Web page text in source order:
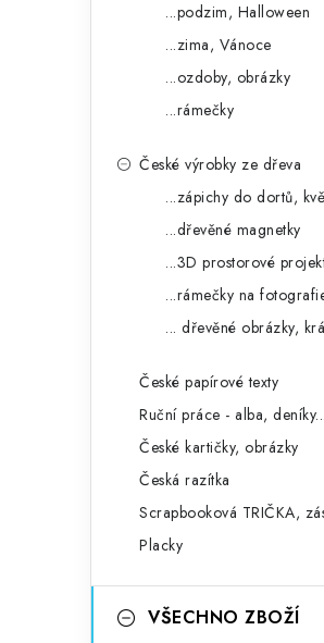
...podzim, Halloween
...zima, Vánoce
...ozdoby, obrázky
...rámečky
České výrobky ze dřeva
...zápichy do dortů,
...dřevěné magnetky
...3D prostorové
...rámečky na
... dřevěné obrázky,
České papírové texty
Ruční práce - alba, deníky...
České kartičky, obrázky
Česká razítka
Scrapbooková TRIČKA,
Placky
VŠECHNO ZBOŽÍ